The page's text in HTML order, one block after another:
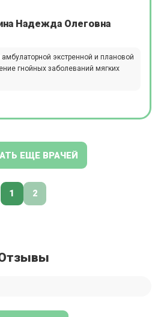
Надежда Олеговна
экстренной и плановой
гнойных заболеваний мягких
ЕЩЕ ВРАЧЕЙ
1 2